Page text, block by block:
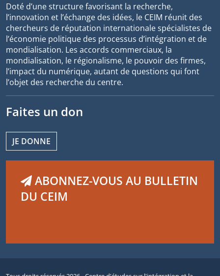
Doté d’une structure favorisant la recherche,
l’innovation et l’échange des idées, le CEIM réunit des
chercheurs de réputation internationale spécialistes de
l’économie politique des processus d’intégration et de
mondialisation. Les accords commerciaux, la
mondialisation, le régionalisme, le pouvoir des firmes,
l’impact du numérique, autant de questions qui font
l’objet des recherche du centre.
Faites un don
JE DONNE
ABONNEZ-VOUS AU BULLETIN
DU CEIM